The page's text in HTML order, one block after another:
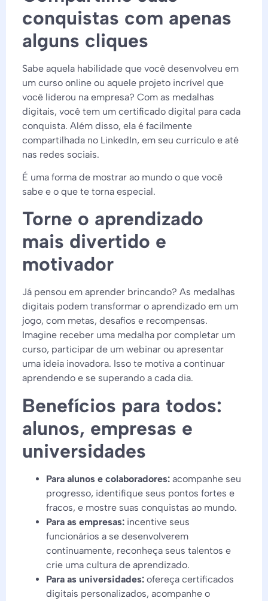
conquistas com apenas
alguns cliques
Sabe aquela habilidade que você desenvolveu em
um curso online ou aquele projeto incrível que
você liderou na empresa? Com as medalhas
digitais, você tem um certificado digital para cada
conquista. Além disso, ela é facilmente
compartilhada no LinkedIn, em seu currículo e até
nas redes sociais.
É uma forma de mostrar ao mundo o que você
sabe e o que te torna especial.
Torne o aprendizado
mais divertido e
motivador
Já pensou em aprender brincando? As medalhas
digitais podem transformar o aprendizado em um
jogo, com metas, desafios e recompensas.
Imagine receber uma medalha por completar um
curso, participar de um webinar ou apresentar
uma ideia inovadora. Isso te motiva a continuar
aprendendo e se superando a cada dia.
Benefícios para todos:
alunos, empresas e
universidades
Para alunos e colaboradores: acompanhe seu
progresso, identifique seus pontos fortes e
fracos, e mostre suas conquistas ao mundo.
Para as empresas: incentive seus
funcionários a se desenvolverem
continuamente, reconheça seus talentos e
crie uma cultura de aprendizado.
Para as universidades: ofereça certificados
digitais personalizados, acompanhe o